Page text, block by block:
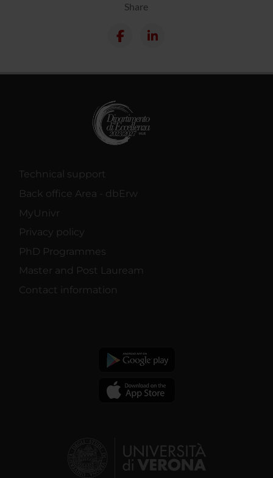
Share
Technical support
Back office Area - dbErw
MyUnivr
Privacy policy
PhD Programmes
Master and Post Lauream
Contact information